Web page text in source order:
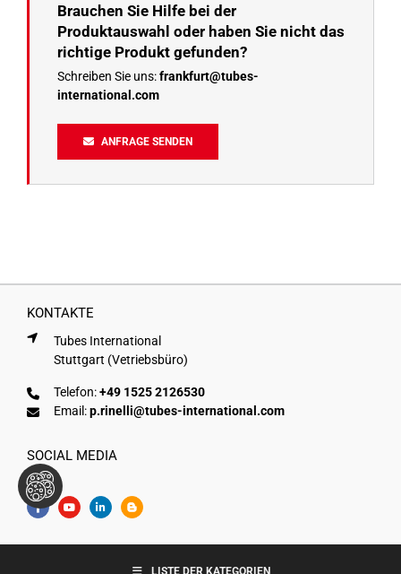
Brauchen Sie Hilfe bei der
Produktauswahl oder haben Sie nicht das
richtige Produkt gefunden?
Schreiben Sie uns:frankfurt@tubes-
international.com
ANFRAGE SENDEN
KONTAKTE
Tubes International
Stuttgart (Vetriebsbüro)
Telefon:+49 1525 2126530
Email:p.rinelli@tubes-international.com
SOCIAL MEDIA
Copyright © Tubes InternationalLISTE DER KATEGORIEN